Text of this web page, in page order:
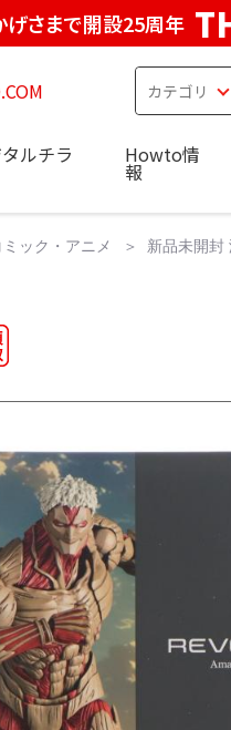
げさまで開設25周年
ルチラ Howto情
報
ミック・アニメ 新品未開封